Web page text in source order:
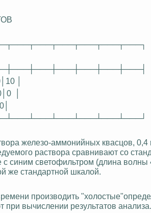
│
железо-аммонийных квасцов,
раствора сравнивают со
с синим светофильтром (длина волны
же стандартной шкалой.
производить
вычислении результатов анализа.